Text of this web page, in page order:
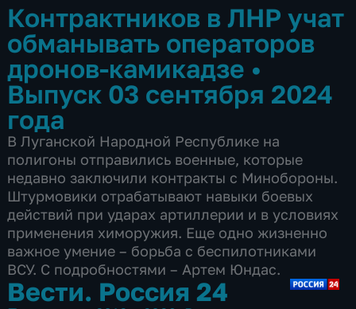
Контрактников в ЛНР учат
обманывать операторов
дронов-камикадзе •
Выпуск 03 сентября 2024
года
В Луганской Народной Республике на
полигоны отправились военные, которые
недавно заключили контракты с Минобороны.
Штурмовики отрабатывают навыки боевых
действий при ударах артиллерии и в условиях
применения химоружия. Еще одно жизненно
важное умение – борьба с беспилотниками
ВСУ. С подробностями – Артем Юндас.
Вести. Россия 24